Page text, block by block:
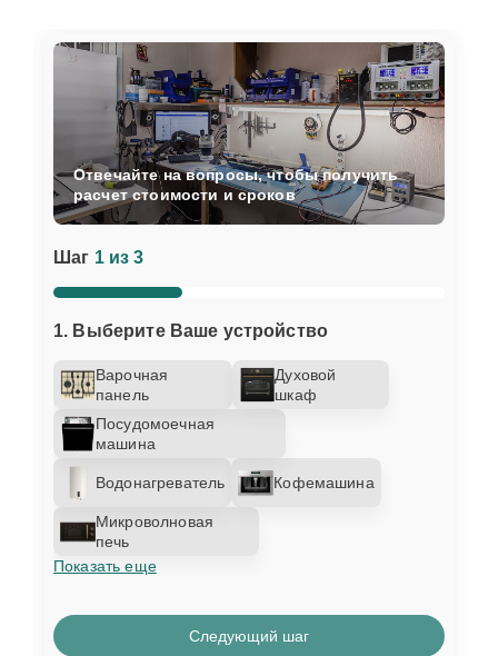
Шаг 1 из 3
1. Выберите Ваше устройство
Варочная
панель
Духовой
шкаф
Посудомоечная
машина
Водонагреватель Кофемашина
Микроволновая
печь
Показать еще
Отвечайте на вопросы, чтобы получить
расчет стоимости и сроков
Следующий шаг